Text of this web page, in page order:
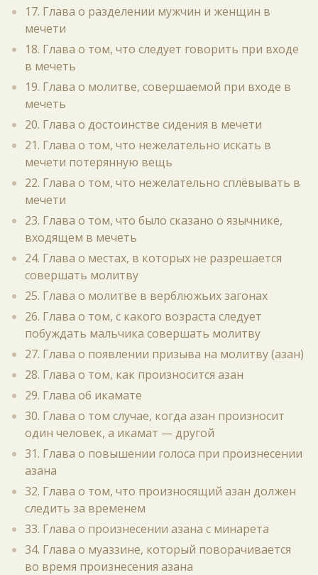
17. Глава о разделении мужчин и женщин в
мечети
18. Глава о том, что следует говорить при входе
в мечеть
19. Глава о молитве, совершаемой при входе в
мечеть
20. Глава о достоинстве сидения в мечети
21. Глава о том, что нежелательно искать в
мечети потерянную вещь
22. Глава о том, что нежелательно сплёвывать в
мечети
23. Глава о том, что было сказано о язычнике,
входящем в мечеть
24. Глава о местах, в которых не разрешается
совершать молитву
25. Глава о молитве в верблюжьих загонах
26. Глава о том, с какого возраста следует
побуждать мальчика совершать молитву
27. Глава о появлении призыва на молитву (азан)
28. Глава о том, как произносится азан
29. Глава об икамате
30. Глава о том случае, когда азан произносит
один человек, а икамат — другой
31. Глава о повышении голоса при произнесении
азана
32. Глава о том, что произносящий азан должен
следить за временем
33. Глава о произнесении азана с минарета
34. Глава о муаззине, который поворачивается
во время произнесения азана